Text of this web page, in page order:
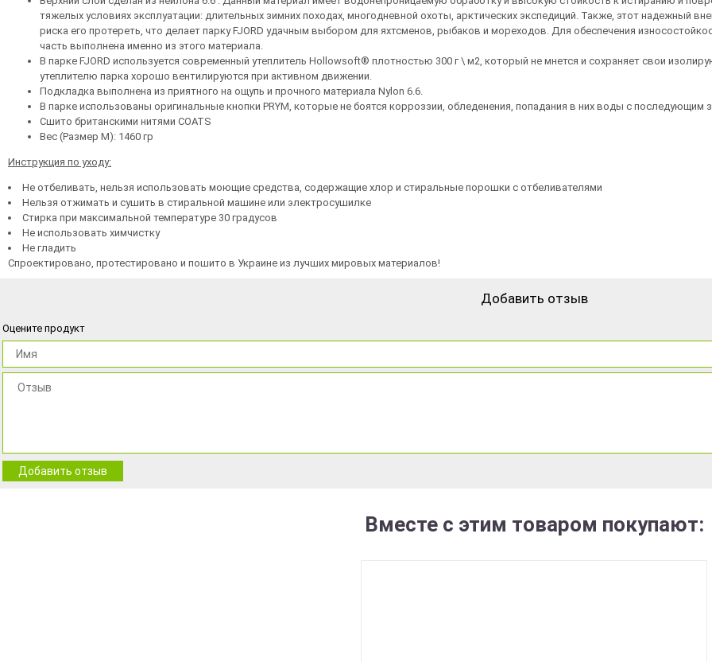
тяжелых условиях эксплуатации: длительных зимних походах, многодневной охоты, арктических экспедиций. Также, этот надежный
риска его протереть, что делает парку FJORD удачным выбором для яхтсменов, рыбаков и мореходов. Для обеспечения
часть выполнена именно из этого материала.
В парке FJORD используется современный утеплитель Hollowsoft® плотностью 300 г \ м2, который не мнется и сохраняет свои
утеплителю парка хорошо вентилируются при активном движении.
Подкладка выполнена из приятного на ощупь и прочного материала Nylon 6.6.
В парке использованы оригинальные кнопки PRYM, которые не боятся корроззии, обледенения, попадания в них воды с последующим
Сшито британскими нитями COATS
Вес (Размер М): 1460 гр
Инструкция по уходу:
Не отбеливать, нельзя использовать моющие средства, содержащие хлор и стиральные порошки с отбеливателями
Нельзя отжимать и сушить в стиральной машине или электросушилке
Стирка при максимальной температуре 30 градусов
Не использовать химчистку
Не гладить
Спроектировано, протестировано и пошито в Украине из лучших мировых материалов!
Добавить отзыв
Оцените продукт
Добавить отзыв
Вместе с этим товаром покупают: